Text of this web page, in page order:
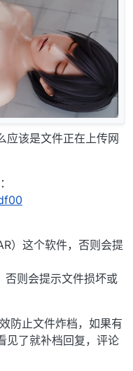
应该是文件正在上传网
）这个软件，否则会提
否则会提示文件损坏或
防止文件炸档，如果有
见了就补档回复，评论